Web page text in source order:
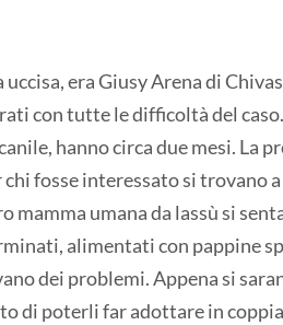
era Giusy Arena di
con tutte le difficoltà del
hanno circa due mesi. La
fosse interessato si trovano
mamma umana da lassù si
alimentati con pappine
dei problemi. Appena si
di poterli far adottare in